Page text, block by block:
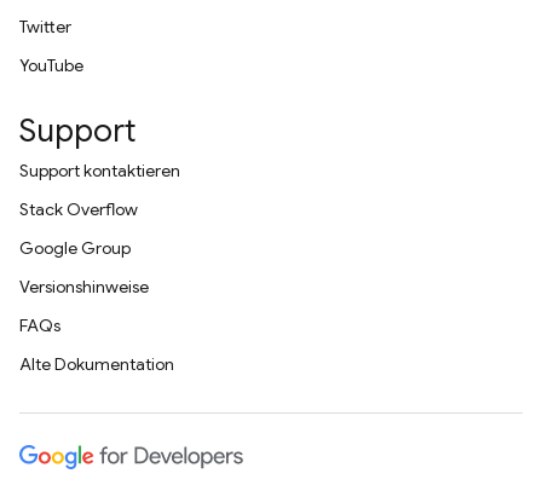
Twitter
YouTube
Support
Support kontaktieren
Stack Overflow
Google Group
Versionshinweise
FAQs
Alte Dokumentation